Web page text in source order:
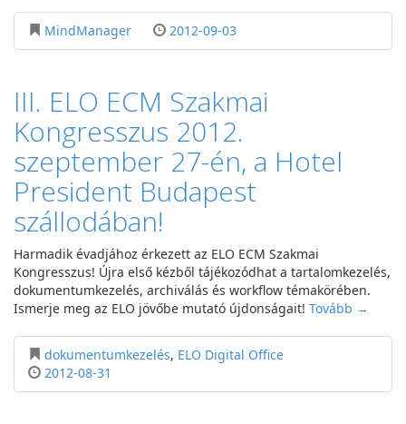
MindManager 2012-09-03
III. ELO ECM Szakmai
Kongresszus 2012.
szeptember 27-én, a Hotel
President Budapest
szállodában!
Harmadik évadjához érkezett az ELO ECM Szakmai
Kongresszus! Újra első kézből tájékozódhat a tartalomkezelés,
dokumentumkezelés, archiválás és workflow témakörében.
Ismerje meg az ELO jövőbe mutató újdonságait! Tovább →
dokumentumkezelés, ELO Digital Office
2012-08-31